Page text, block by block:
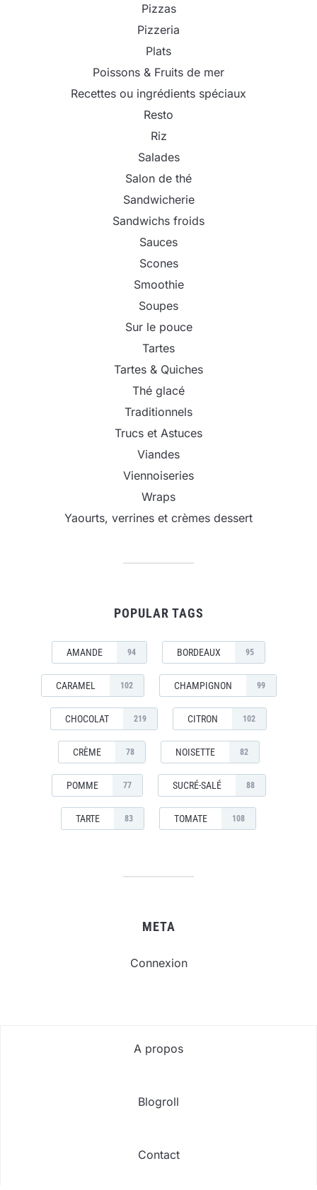
Pizzas
Pizzeria
Plats
Poissons & Fruits de mer
Recettes ou ingrédients spéciaux
Resto
Riz
Salades
Salon de thé
Sandwicherie
Sandwichs froids
Sauces
Scones
Smoothie
Soupes
Sur le pouce
Tartes
Tartes & Quiches
Thé glacé
Traditionnels
Trucs et Astuces
Viandes
Viennoiseries
Wraps
Yaourts, verrines et crèmes dessert
POPULAR TAGS
AMANDE 94 BORDEAUX 95
CARAMEL 102 CHAMPIGNON 99
CHOCOLAT 219 CITRON 102
CRÈME 78 NOISETTE 82
POMME 77 SUCRÉ-SALÉ 88
TARTE 83 TOMATE 108
META
Connexion
A propos
Blogroll
Contact